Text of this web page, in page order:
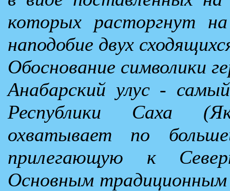
которых расторгнут
наподобие двух
Обоснование символики
Анабарский улус -
Республики Саха
охватывает по
прилегающую к
Основным